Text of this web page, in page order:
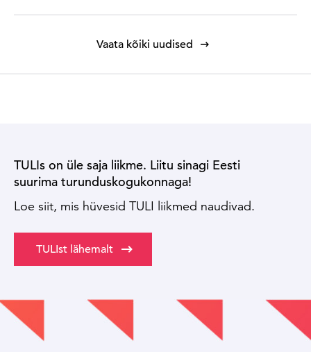
Vaata kõiki uudised
TULIs on üle saja liikme. Liitu sinagi Eesti
suurima turunduskogukonnaga!
Loe siit, mis hüvesid TULI liikmed naudivad.
TULIst lähemalt